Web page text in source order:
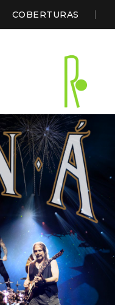
COBERTURAS